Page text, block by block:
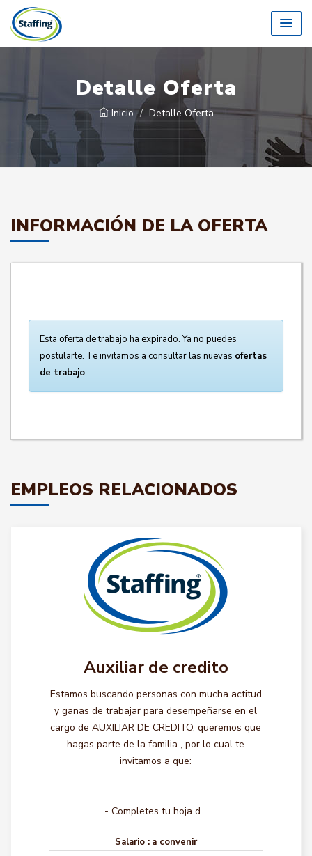
Detalle Oferta
Inicio Detalle Oferta
INFORMACIÓN DE LA OFERTA
Esta oferta de trabajo ha expirado. Ya no puedes
postularte. Te invitamos a consultar las nuevas ofertas
de trabajo.
EMPLEOS RELACIONADOS
Auxiliar de credito
Estamos buscando personas con mucha actitud
y ganas de trabajar para desempeñarse en el
cargo de AUXILIAR DE CREDITO, queremos que
hagas parte de la familia , por lo cual te
invitamos a que:
- Completes tu hoja d...
Salario : a convenir